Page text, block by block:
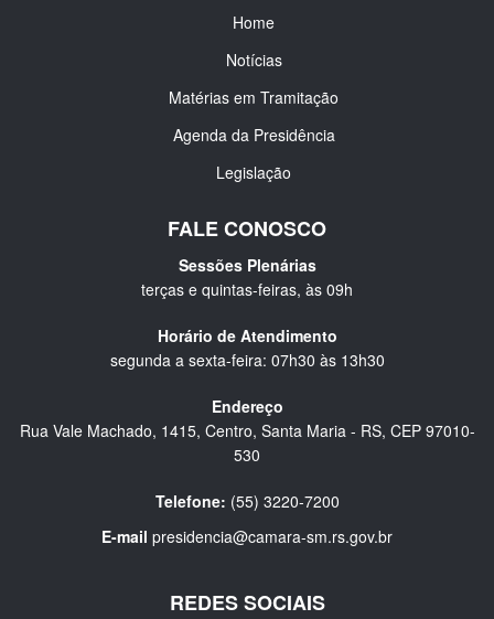
Home
Notícias
Matérias em Tramitação
Agenda da Presidência
Legislação
FALE CONOSCO
Sessões Plenárias
terças e quintas-feiras, às 09h
Horário de Atendimento
segunda a sexta-feira: 07h30 às 13h30
Endereço
Rua Vale Machado, 1415, Centro, Santa Maria - RS, CEP 97010-
530
Telefone: (55) 3220-7200
E-mail presidencia@camara-sm.rs.gov.br
REDES SOCIAIS